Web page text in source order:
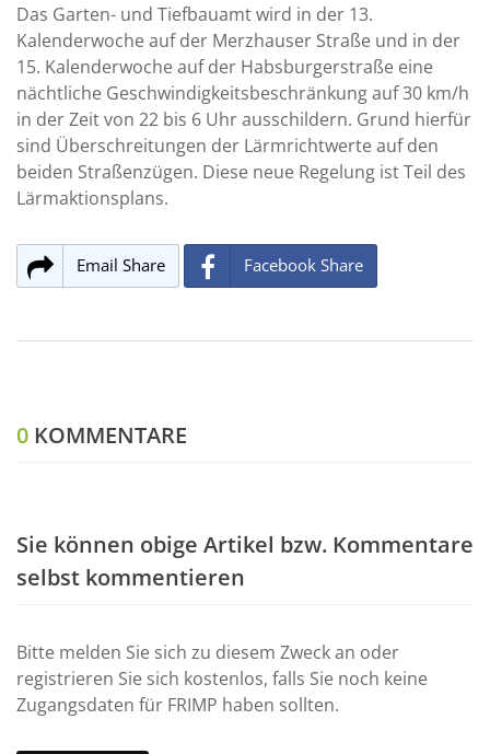
Das Garten- und Tiefbauamt wird in der 13.
Kalenderwoche auf der Merzhauser Straße und in der
15. Kalenderwoche auf der Habsburgerstraße eine
nächtliche Geschwindigkeitsbeschränkung auf 30 km/h
in der Zeit von 22 bis 6 Uhr ausschildern. Grund hierfür
sind Überschreitungen der Lärmrichtwerte auf den
beiden Straßenzügen. Diese neue Regelung ist Teil des
Lärmaktionsplans.
Email Share Facebook Share
0 KOMMENTARE
Sie können obige Artikel bzw. Kommentare
selbst kommentieren
Bitte melden Sie sich zu diesem Zweck an oder
registrieren Sie sich kostenlos, falls Sie noch keine
Zugangsdaten für FRIMP haben sollten.